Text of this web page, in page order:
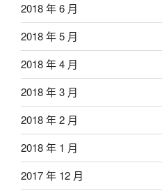
2018 年 6 月
2018 年 5 月
2018 年 4 月
2018 年 3 月
2018 年 2 月
2018 年 1 月
2017 年 12 月